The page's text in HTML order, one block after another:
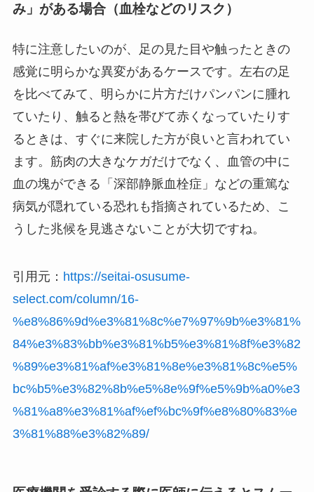
み」がある場合（血栓などのリスク）
特に注意したいのが、足の見た目や触ったときの
感覚に明らかな異変があるケースです。左右の足
を比べてみて、明らかに片方だけパンパンに腫れ
ていたり、触ると熱を帯びて赤くなっていたりす
るときは、すぐに来院した方が良いと言われてい
ます。筋肉の大きなケガだけでなく、血管の中に
血の塊ができる「深部静脈血栓症」などの重篤な
病気が隠れている恐れも指摘されているため、こ
うした兆候を見逃さないことが大切ですね。
引用元： https://seitai-osusume-
select.com/column/16-
%e8%86%9d%e3%81%8c%e7%97%9b%e3%81%
84%e3%83%bb%e3%81%b5%e3%81%8f%e3%82
%89%e3%81%af%e3%81%8e%e3%81%8c%e5%
bc%b5%e3%82%8b%e5%8e%9f%e5%9b%a0%e3
%81%a8%e3%81%af%ef%bc%9f%e8%80%83%e
3%81%88%e3%82%89/